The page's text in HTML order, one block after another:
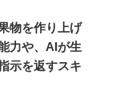
物を作り上げ
力や、AIが生
示を返すスキ